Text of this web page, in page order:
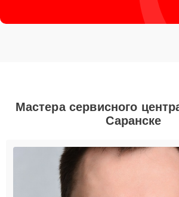
Мастера сервисного
Саранске